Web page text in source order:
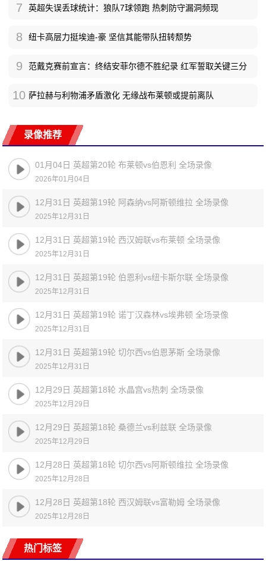
7 英超失误丢球统计：狼队7球领跑 热刺防守漏洞频现
8 纽卡高层力挺埃迪-豪 坚信其能带队扭转颓势
9 范戴克赛前宣言：终结安菲尔德不胜纪录 红军誓取关键三分
10 萨拉赫与利物浦矛盾激化 无缘战布莱顿或提前离队
录像推荐
01月04日 英超第20轮 布莱顿vs伯恩利 全场录像
2026年01月04日
12月31日 英超第19轮 阿森纳vs阿斯顿维拉 全场录像
2025年12月31日
12月31日 英超第19轮 西汉姆联vs布莱顿 全场录像
2025年12月31日
12月31日 英超第19轮 伯恩利vs纽卡斯尔联 全场录像
2025年12月31日
12月31日 英超第19轮 诺丁汉森林vs埃弗顿 全场录像
2025年12月31日
12月31日 英超第19轮 切尔西vs伯恩茅斯 全场录像
2025年12月31日
12月29日 英超第18轮 水晶宫vs热刺 全场录像
2025年12月29日
12月29日 英超第18轮 桑德兰vs利兹联 全场录像
2025年12月29日
12月28日 英超第18轮 切尔西vs阿斯顿维拉 全场录像
2025年12月28日
12月28日 英超第18轮 西汉姆联vs富勒姆 全场录像
2025年12月28日
热门标签